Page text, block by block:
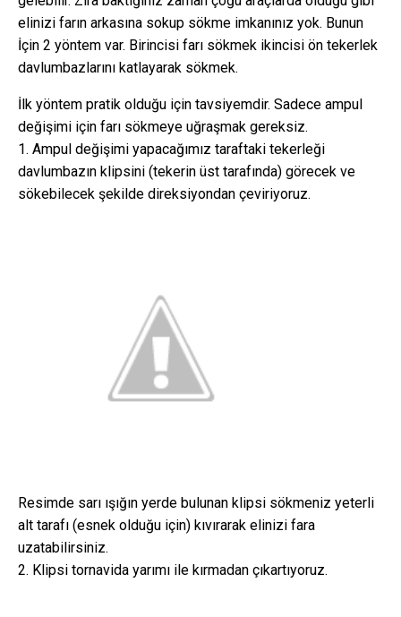
elinizi farın arkasına sokup sökme imkanınız yok. Bunun
İçin 2 yöntem var. Birincisi farı sökmek ikincisi ön tekerlek
davlumbazlarını katlayarak sökmek.
İlk yöntem pratik olduğu için tavsiyemdir. Sadece ampul
değişimi için farı sökmeye uğraşmak gereksiz.
1. Ampul değişimi yapacağımız taraftaki tekerleği
davlumbazın klipsini (tekerin üst tarafında) görecek ve
sökebilecek şekilde direksiyondan çeviriyoruz.
Resimde sarı ışığın yerde bulunan klipsi sökmeniz yeterli
alt tarafı (esnek olduğu için) kıvırarak elinizi fara
uzatabilirsiniz.
2. Klipsi tornavida yarımı ile kırmadan çıkartıyoruz.